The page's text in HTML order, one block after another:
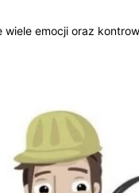
emocji oraz